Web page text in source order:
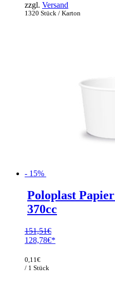
1320 Stück / Karton
zzgl. Versand
- 15%
Poloplast
370cc
151,51€
Ursprünglicher
war:
151,51€
128,78€
Preis
ist:
0,11 €
/ 1 Stück